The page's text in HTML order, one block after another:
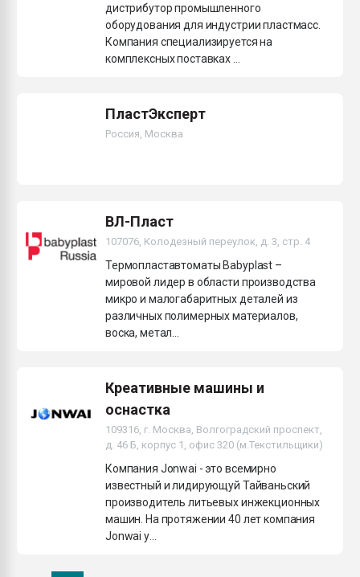
дистрибутор промышленного
оборудования для индустрии пластмасс.
Компания специализируется на
комплексных поставках ...
ПластЭксперт
Россия, Москва
ВЛ-Пласт
107076, Колодезный переулок, д. 3, стр. 4
Термопластавтоматы Babyplast –
мировой лидер в области производства
микро и малогабаритных деталей из
различных полимерных материалов,
воска, метал...
Креативные машины и
оснастка
109316, г. Москва, Волгоградский проспект,
д. 46 Б, корпус 1, офис 320 (м.Текстильщики)
Компания Jonwai - это всемирно
известный и лидирующуй Тайваньский
производитель литьевых инжекционных
машин. На протяжении 40 лет компания
Jonwai у...